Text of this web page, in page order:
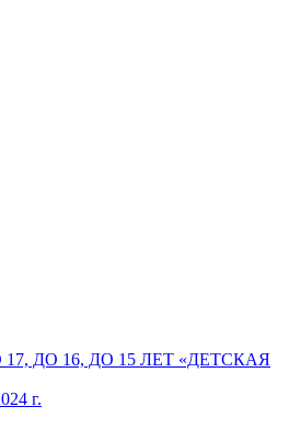
ДО 16, ДО 15 ЛЕТ «ДЕТСКАЯ
г.